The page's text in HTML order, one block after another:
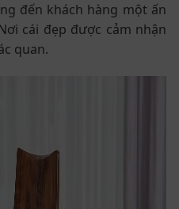
đến khách hàng một ấn
cái đẹp được cảm nhận
quan.